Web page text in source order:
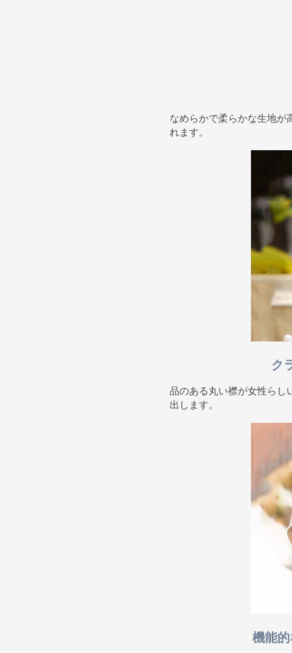
なめらかで柔らかな生地が
れます。
ク
品のある丸い襟が女性らし
出します。
機能